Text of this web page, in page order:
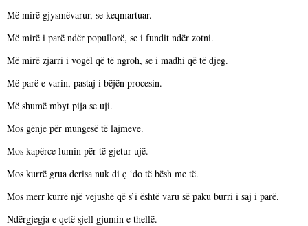
Më mirë gjysmëvarur, se keqmartuar.
Më mirë i parë ndër popullorë, se i fundit ndër zotni.
Më mirë zjarri i vogël që të ngroh, se i madhi që të djeg.
Më parë e varin, pastaj i bëjën procesin.
Më shumë mbyt pija se uji.
Mos gënje për mungesë të lajmeve.
Mos kapërce lumin për të gjetur ujë.
Mos kurrë grua derisa nuk di ç ‘do të bësh me të.
Mos merr kurrë një vejushë që s’i është varu së paku burri i saj i parë.
Ndërgjegja e qetë sjell gjumin e thellë.